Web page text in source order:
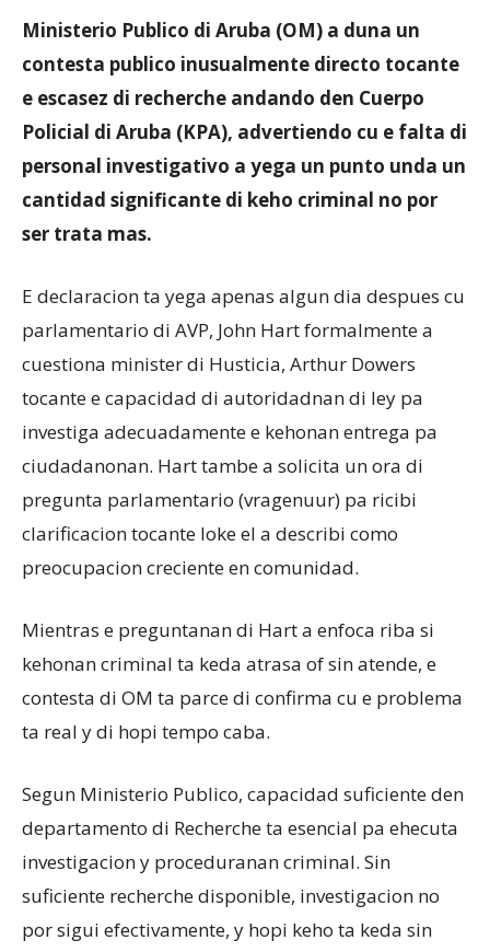
Ministerio Publico di Aruba (OM) a duna un
contesta publico inusualmente directo tocante
e escasez di recherche andando den Cuerpo
Policial di Aruba (KPA), advertiendo cu e falta di
personal investigativo a yega un punto unda un
cantidad significante di keho criminal no por
ser trata mas.
E declaracion ta yega apenas algun dia despues cu
parlamentario di AVP, John Hart formalmente a
cuestiona minister di Husticia, Arthur Dowers
tocante e capacidad di autoridadnan di ley pa
investiga adecuadamente e kehonan entrega pa
ciudadanonan. Hart tambe a solicita un ora di
pregunta parlamentario (vragenuur) pa ricibi
clarificacion tocante loke el a describi como
preocupacion creciente en comunidad.
Mientras e preguntanan di Hart a enfoca riba si
kehonan criminal ta keda atrasa of sin atende, e
contesta di OM ta parce di confirma cu e problema
ta real y di hopi tempo caba.
Segun Ministerio Publico, capacidad suficiente den
departamento di Recherche ta esencial pa ehecuta
investigacion y proceduranan criminal. Sin
suficiente recherche disponible, investigacion no
por sigui efectivamente, y hopi keho ta keda sin